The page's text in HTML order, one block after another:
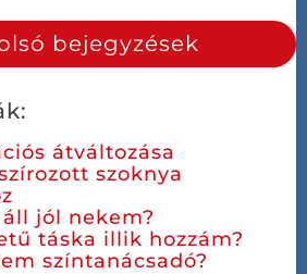
bejegyzések
átváltozása
szoknya
jól nekem?
táska illik hozzám?
színtanácsadó?